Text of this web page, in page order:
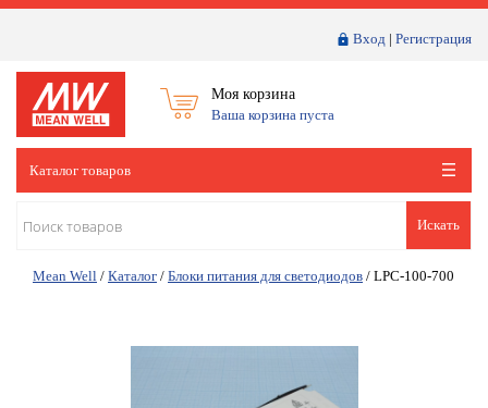
Вход | Регистрация
Моя корзина
Ваша корзина пуста
Каталог товаров
Искать
Mean Well / Каталог / Блоки питания для светодиодов / LPC-100-700